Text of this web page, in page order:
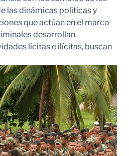
las dinámicas políticas y
que actúan en el marco
desarrollan
lícitas e ilícitas, buscan